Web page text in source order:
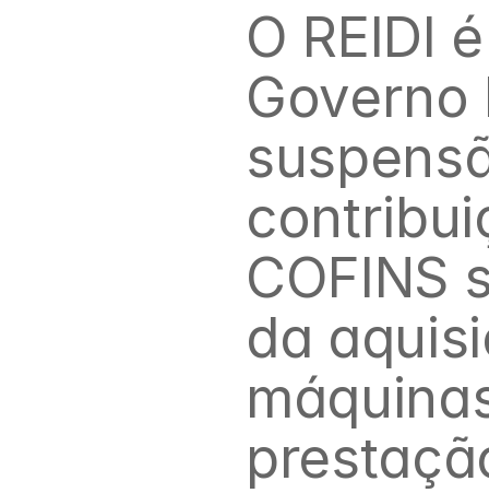
O REIDI
Governo
COFINS
da